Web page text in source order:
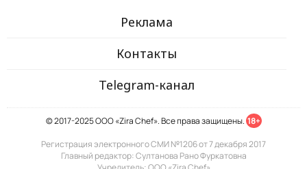
Реклама
Контакты
Telegram-канал
© 2017-2025 ООО «Zira Chef». Все права защищены. 18+
Регистрация электронного СМИ №1206 от 7 декабря 2017
Главный редактор: Султанова Рано Фуркатовна